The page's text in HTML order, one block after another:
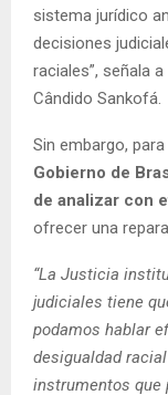
sistema jurídico
decisiones
raciales”, señala
Cândido Sankofá.
Sin embargo,
Gobierno de
de analizar con
ofrecer una
“La Justicia
judiciales tiene
podamos hablar
desigualdad
instrumentos que